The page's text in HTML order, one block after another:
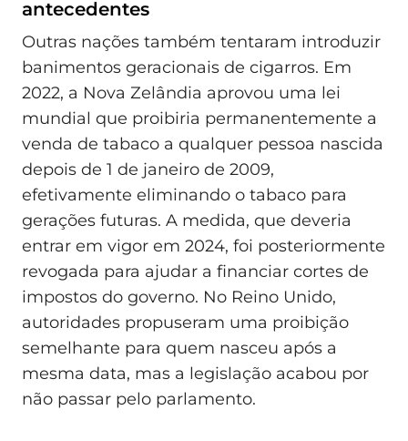
antecedentes
Outras nações também tentaram introduzir
banimentos geracionais de cigarros. Em
2022, a Nova Zelândia aprovou uma lei
mundial que proibiria permanentemente a
venda de tabaco a qualquer pessoa nascida
depois de 1 de janeiro de 2009,
efetivamente eliminando o tabaco para
gerações futuras. A medida, que deveria
entrar em vigor em 2024, foi posteriormente
revogada para ajudar a financiar cortes de
impostos do governo. No Reino Unido,
autoridades propuseram uma proibição
semelhante para quem nasceu após a
mesma data, mas a legislação acabou por
não passar pelo parlamento.